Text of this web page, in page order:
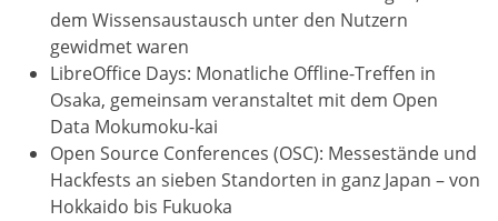
dem Wissensaustausch unter den Nutzern
gewidmet waren
LibreOffice Days: Monatliche Offline-Treffen in
Osaka, gemeinsam veranstaltet mit dem Open
Data Mokumoku-kai
Open Source Conferences (OSC): Messestände und
Hackfests an sieben Standorten in ganz Japan – von
Hokkaido bis Fukuoka